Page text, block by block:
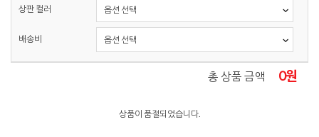
상판 컬러
배송비
총 상품 금액 0원
상품이 품절되었습니다.